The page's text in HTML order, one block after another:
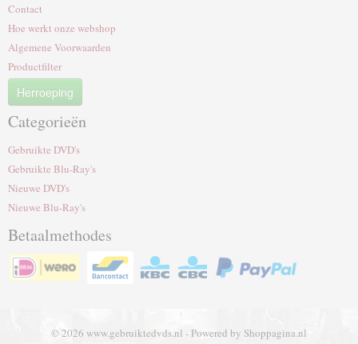
Contact
Hoe werkt onze webshop
Algemene Voorwaarden
Productfilter
Herroeping
Categorieën
Gebruikte DVD's
Gebruikte Blu-Ray's
Nieuwe DVD's
Nieuwe Blu-Ray's
Betaalmethodes
© 2026 www.gebruiktedvds.nl - Powered by Shoppagina.nl